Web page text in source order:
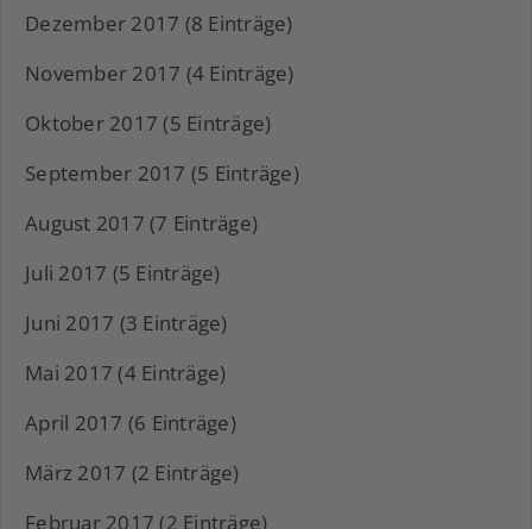
Dezember 2017 (8 Einträge)
November 2017 (4 Einträge)
Oktober 2017 (5 Einträge)
September 2017 (5 Einträge)
August 2017 (7 Einträge)
Juli 2017 (5 Einträge)
Juni 2017 (3 Einträge)
Mai 2017 (4 Einträge)
April 2017 (6 Einträge)
März 2017 (2 Einträge)
Februar 2017 (2 Einträge)